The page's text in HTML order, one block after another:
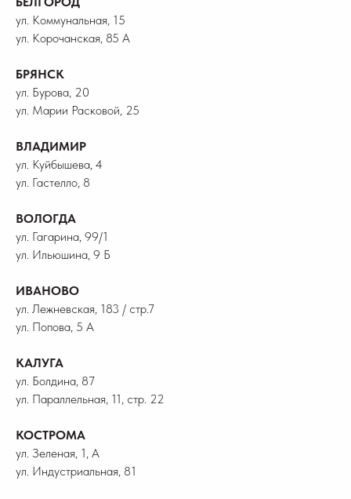
ул. Коммунальная, 15
ул. Корочанская, 85 А
БРЯНСК
ул. Бурова, 20
ул. Марии Расковой, 25
ВЛАДИМИР
ул. Куйбышева, 4
ул. Гастелло, 8
ВОЛОГДА
ул. Гагарина, 99/1
ул. Ильюшина, 9 Б
ИВАНОВО
ул. Лежневская, 183 / стр.7
ул. Попова, 5 А
КАЛУГА
ул. Болдина, 87
ул. Параллельная, 11, стр. 22
КОСТРОМА
ул. Зеленая, 1, А
ул. Индустриальная, 81